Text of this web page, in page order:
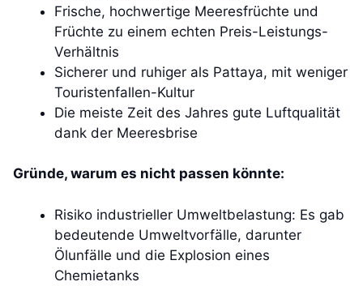
Frische, hochwertige Meeresfrüchte und
Früchte zu einem echten Preis-Leistungs-
Verhältnis
Sicherer und ruhiger als Pattaya, mit weniger
Touristenfallen-Kultur
Die meiste Zeit des Jahres gute Luftqualität
dank der Meeresbrise
Gründe, warum es nicht passen könnte:
Risiko industrieller Umweltbelastung: Es gab
bedeutende Umweltvorfälle, darunter
Ölunfälle und die Explosion eines
Chemietanks